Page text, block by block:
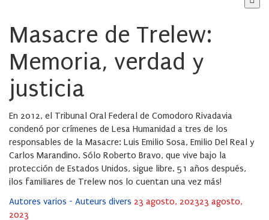
Masacre de Trelew:
Memoria, verdad y
justicia
En 2012, el Tribunal Oral Federal de Comodoro Rivadavia
condenó por crímenes de Lesa Humanidad a tres de los
responsables de la Masacre: Luis Emilio Sosa, Emilio Del Real y
Carlos Marandino. Sólo Roberto Bravo, que vive bajo la
protección de Estados Unidos, sigue libre. 51 años después,
¡los familiares de Trelew nos lo cuentan una vez más!
Autores varios - Auteurs divers Posted
23 agosto, 202323 agosto,
2023